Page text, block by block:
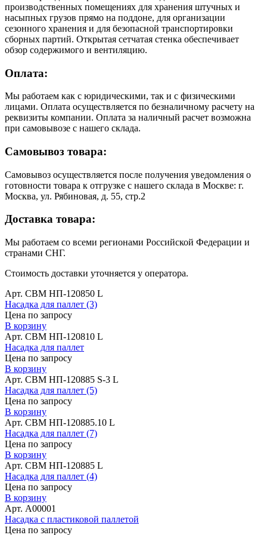
производственных помещениях для хранения штучных и
насыпных грузов прямо на поддоне, для организации
сезонного хранения и для безопасной транспортировки
сборных партий. Открытая сетчатая стенка обеспечивает
обзор содержимого и вентиляцию.
Оплата:
Мы работаем как с юридическими, так и с физическими
лицами. Оплата осуществляется по безналичному расчету на
реквизиты компании. Оплата за наличный расчет возможна
при самовывозе с нашего склада.
Самовывоз товара:
Самовывоз осуществляется после получения уведомления о
готовности товара к отгрузке с нашего склада в Москве: г.
Москва, ул. Рябиновая, д. 55, стр.2
Доставка товара:
Мы работаем со всеми регионами Российской Федерации и
странами СНГ.
Стоимость доставки уточняется у оператора.
Арт. СВМ НП-120850 L
Насадка для паллет (3)
Цена по запросу
В корзину
Арт. СВМ НП-120810 L
Насадка для паллет
Цена по запросу
В корзину
Арт. СВМ НП-120885 S-3 L
Насадка для паллет (5)
Цена по запросу
В корзину
Арт. СВМ НП-120885.10 L
Насадка для паллет (7)
Цена по запросу
В корзину
Арт. СВМ НП-120885 L
Насадка для паллет (4)
Цена по запросу
В корзину
Арт. A00001
Насадка с пластиковой паллетой
Цена по запросу